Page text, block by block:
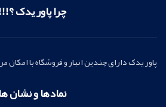
چرا پاور یدک
پاور یدک دارای چندین انبار و فروشگاه با
نمادها و نشان ها